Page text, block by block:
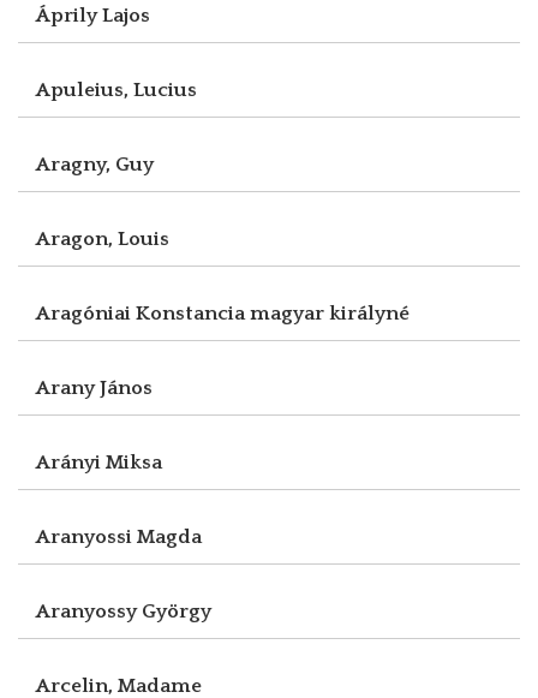
Áprily Lajos
Apuleius, Lucius
Aragny, Guy
Aragon, Louis
Aragóniai Konstancia magyar királyné
Arany János
Arányi Miksa
Aranyossi Magda
Aranyossy György
Arcelin, Madame